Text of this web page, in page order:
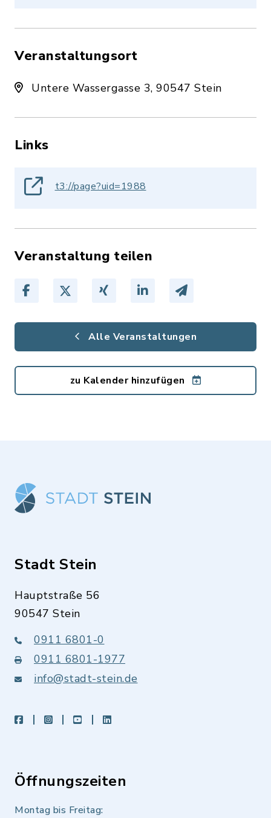
Veranstaltungsort
Untere Wassergasse 3, 90547 Stein
Links
t3://page?uid=1988
Veranstaltung teilen
Alle Veranstaltungen
zu Kalender hinzufügen
Stadt Stein
Hauptstraße 56
90547 Stein
0911 6801-0
0911 6801-1977
info@stadt-stein.de
facebookinstagramyoutubeLinkedIn
Öffnungszeiten
Montag bis Freitag: